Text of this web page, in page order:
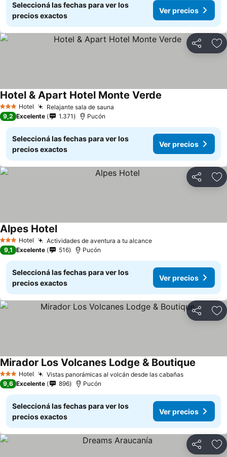
Seleccioná las fechas para ver los
precios exactos
Ver precios
Compartir
3 Estrellas
Hotel Relajante sala de sauna
Hotel & Apart Hotel Monte Verde
9,2 Excelente 1.371 Pucón
Seleccioná las fechas para ver los
precios exactos
Ver precios
Compartir
3 Estrellas
Hotel Actividades de aventura a tu alcanceVer precios
Alpes HotelVer precios
9,1 Excelente 516 Pucón
Seleccioná las fechas para ver los
precios exactos
Ver precios
Compartir
3 Estrellas
Hotel Vistas panorámicas al volcán desde las cabañasVer precios
Mirador Los Volcanes Lodge & Boutique
9,6 Excelente 896 Pucón
Seleccioná las fechas para ver los
precios exactos
Ver precios
Compartir